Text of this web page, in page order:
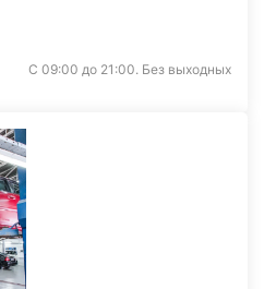
С 09:00 до 21:00. Без выходных